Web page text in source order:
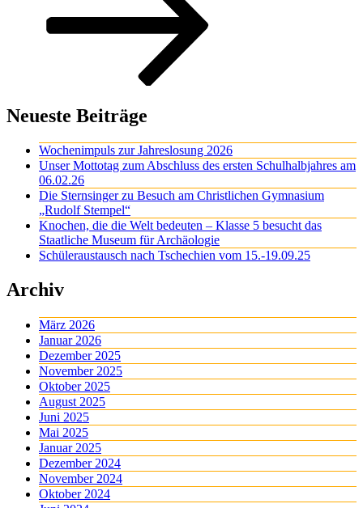
Neueste Beiträge
Wochenimpuls zur Jahreslosung 2026
Unser Mottotag zum Abschluss des ersten Schulhalbjahres am
06.02.26
Die Sternsinger zu Besuch am Christlichen Gymnasium
„Rudolf Stempel“
Knochen, die die Welt bedeuten – Klasse 5 besucht das
Staatliche Museum für Archäologie
Schüleraustausch nach Tschechien vom 15.-19.09.25
Archiv
März 2026
Januar 2026
Dezember 2025
November 2025
Oktober 2025
August 2025
Juni 2025
Mai 2025
Januar 2025
Dezember 2024
November 2024
Oktober 2024